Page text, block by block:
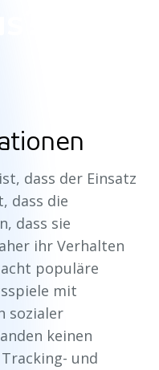
dass der Einsatz
dass die
dass sie
ihr Verhalten
populäre
mit
sozialer
keinen
und